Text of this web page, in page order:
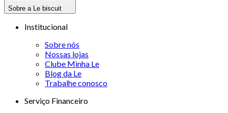
Sobre a Le biscuit
Institucional
Sobre nós
Nossas lojas
Clube Minha Le
Blog da Le
Trabalhe conosco
Serviço Financeiro